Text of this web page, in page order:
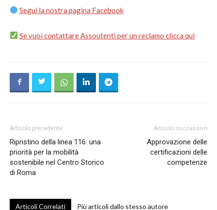
Segui la nostra pagina Facebook
Se vuoi contattare Assoutenti per un reclamo clicca qui
Articolo precedente
Ripristino della linea 116: una
priorità per la mobilità
sostenibile nel Centro Storico
di Roma
Articolo successivo
Approvazione delle
certificazioni delle
competenze
Articoli Correlati Più articoli dallo stesso autore